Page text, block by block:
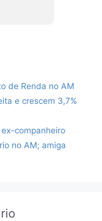
de Renda no AM
e crescem 3,7%
companheiro
no AM; amiga